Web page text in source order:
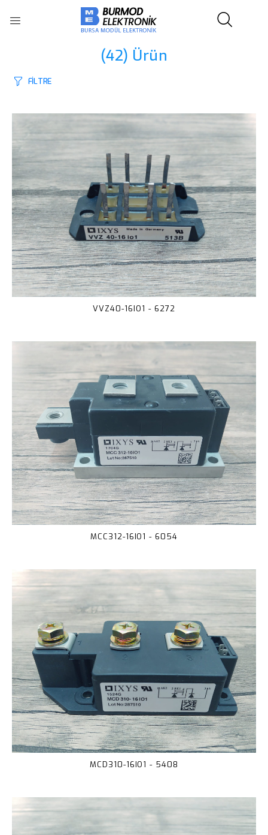
(42) Ürün
FİLTRE
VVZ40-16IO1 - 6272
MCC312-16IO1 - 6054
MCD310-16IO1 - 5408